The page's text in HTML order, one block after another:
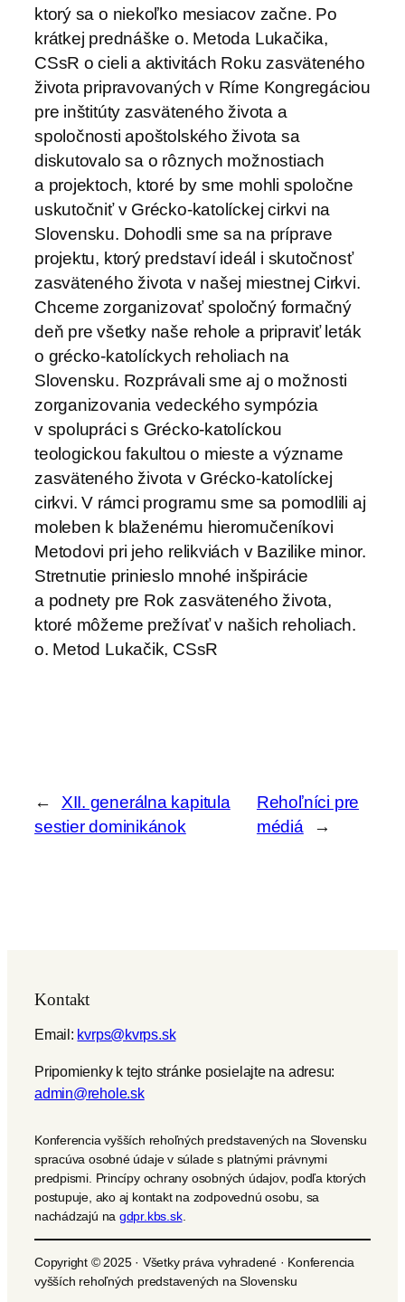
ktorý sa o niekoľko mesiacov začne. Po
krátkej prednáške o. Metoda Lukačika,
CSsR o cieli a aktivitách Roku zasväteného
života pripravovaných v Ríme Kongregáciou
pre inštitúty zasväteného života a
spoločnosti apoštolského života sa
diskutovalo sa o rôznych možnostiach
a projektoch, ktoré by sme mohli spoločne
uskutočniť v Grécko-katolíckej cirkvi na
Slovensku. Dohodli sme sa na príprave
projektu, ktorý predstaví ideál i skutočnosť
zasväteného života v našej miestnej Cirkvi.
Chceme zorganizovať spoločný formačný
deň pre všetky naše rehole a pripraviť leták
o grécko-katolíckych reholiach na
Slovensku. Rozprávali sme aj o možnosti
zorganizovania vedeckého sympózia
v spolupráci s Grécko-katolíckou
teologickou fakultou o mieste a význame
zasväteného života v Grécko-katolíckej
cirkvi. V rámci programu sme sa pomodlili aj
moleben k blaženému hieromučeníkovi
Metodovi pri jeho relikviách v Bazilike minor.
Stretnutie prinieslo mnohé inšpirácie
a podnety pre Rok zasväteného života,
ktoré môžeme prežívať v našich reholiach.
o. Metod Lukačik, CSsR
←
XII. generálna kapitula
sestier dominikánok
Rehoľníci pre
médiá
→
Kontakt
Email: kvrps@kvrps.sk
Pripomienky k tejto stránke posielajte na adresu:
admin@rehole.sk
Konferencia vyšších rehoľných predstavených na Slovensku
spracúva osobné údaje v súlade s platnými právnymi
predpismi. Princípy ochrany osobných údajov, podľa ktorých
postupuje, ako aj kontakt na zodpovednú osobu, sa
nachádzajú na gdpr.kbs.sk.
Copyright © 2025 · Všetky práva vyhradené · Konferencia
vyšších rehoľných predstavených na Slovensku